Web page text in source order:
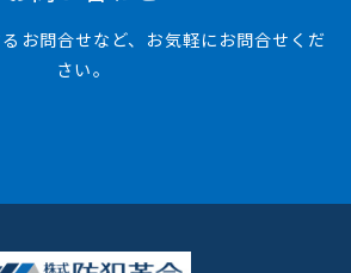
お問合せなど、お気軽にお問合せくだ
さい。